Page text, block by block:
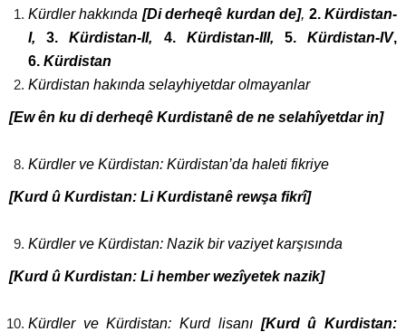
Kürdler hakkında [Di derheqê kurdan de], 2.Kürdistan-
I,3.Kürdistan-II, 4. Kürdistan-III, 5.Kürdistan-IV,
6. Kürdistan
Kürdistan hakında selayhiyetdar olmayanlar
[Ew ên ku di derheqê Kurdistanê de ne selahîyetdar in]
Kürdler ve Kürdistan: Kürdistan’da haleti fikriye
[Kurd û Kurdistan: Li Kurdistanê rewşa fikrî]
Kürdler ve Kürdistan: Nazik bir vaziyet karşısında
[Kurd û Kurdistan: Li hember wezîyetek nazik]
Kürdler ve Kürdistan: Kurd lisanı [Kurd û Kurdistan: